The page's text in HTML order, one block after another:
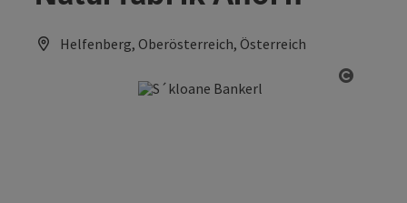
Helfenberg, Oberösterreich, Österreich